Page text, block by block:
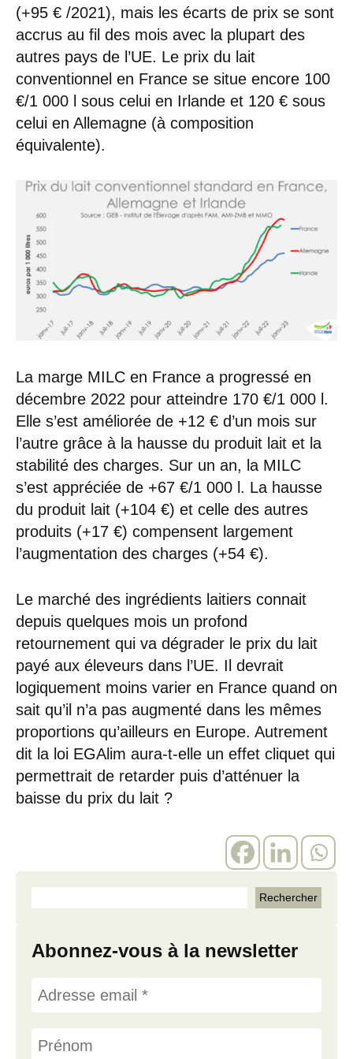
(+95 € /2021), mais les écarts de prix se sont
accrus au fil des mois avec la plupart des
autres pays de l’UE. Le prix du lait
conventionnel en France se situe encore 100
€/1 000 l sous celui en Irlande et 120 € sous
celui en Allemagne (à composition
équivalente).
La marge MILC en France a progressé en
décembre 2022 pour atteindre 170 €/1 000 l.
Elle s’est améliorée de +12 € d’un mois sur
l’autre grâce à la hausse du produit lait et la
stabilité des charges. Sur un an, la MILC
s’est appréciée de +67 €/1 000 l. La hausse
du produit lait (+104 €) et celle des autres
produits (+17 €) compensent largement
l’augmentation des charges (+54 €).
Le marché des ingrédients laitiers connait
depuis quelques mois un profond
retournement qui va dégrader le prix du lait
payé aux éleveurs dans l’UE. Il devrait
logiquement moins varier en France quand on
sait qu’il n’a pas augmenté dans les mêmes
proportions qu’ailleurs en Europe. Autrement
dit la loi EGAlim aura-t-elle un effet cliquet qui
permettrait de retarder puis d’atténuer la
baisse du prix du lait ?
Abonnez-vous à la newsletter